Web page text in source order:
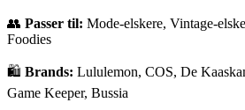
👥 Passer til: Mode-elskere, Vintage-
Foodies
🛍️ Brands: Lululemon, COS, De
Game Keeper, Bussia